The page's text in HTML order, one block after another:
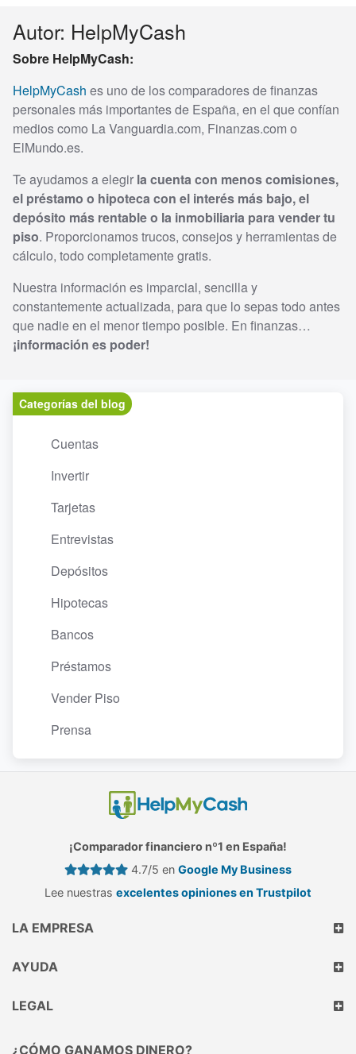
Autor: HelpMyCash
Sobre HelpMyCash:
HelpMyCash es uno de los comparadores de finanzas
personales más importantes de España, en el que confían
medios como La Vanguardia.com, Finanzas.com o
ElMundo.es.
Te ayudamos a elegir la cuenta con menos comisiones,
el préstamo o hipoteca con el interés más bajo, el
depósito más rentable o la inmobiliaria para vender tu
piso. Proporcionamos trucos, consejos y herramientas de
cálculo, todo completamente gratis.
Nuestra información es imparcial, sencilla y
constantemente actualizada, para que lo sepas todo antes
que nadie en el menor tiempo posible. En finanzas…
¡información es poder!
Categorías del blog
Cuentas
Invertir
Tarjetas
Entrevistas
Depósitos
Hipotecas
Bancos
Préstamos
Vender Piso
Prensa
¡Comparador financiero nº1 en España!
4.7/5 en Google My Business
Lee nuestras excelentes opiniones en Trustpilot
LA EMPRESA
AYUDA
LEGAL
¿CÓMO GANAMOS DINERO?